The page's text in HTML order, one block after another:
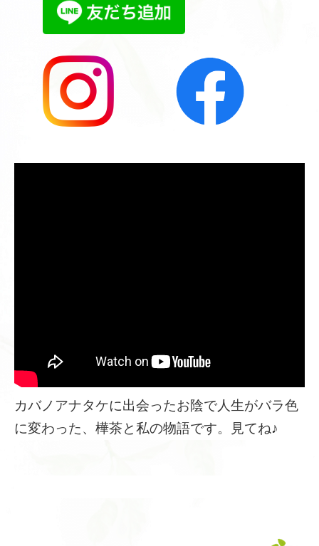
カバノアナタケに出会ったお陰で人生がバラ色
に変わった、樺茶と私の物語です。見てね♪